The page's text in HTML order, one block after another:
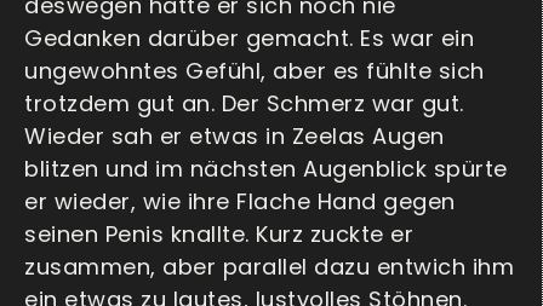
Gedanken darüber gemacht. Es war ein
ungewohntes Gefühl, aber es fühlte sich
trotzdem gut an. Der Schmerz war gut.
Wieder sah er etwas in Zeelas Augen
blitzen und im nächsten Augenblick spürte
er wieder, wie ihre Flache Hand gegen
seinen Penis knallte. Kurz zuckte er
zusammen, aber parallel dazu entwich ihm
ein etwas zu lautes, lustvolles Stöhnen.